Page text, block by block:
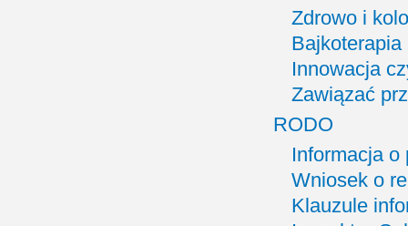
Zdrowo i
Bajkoterapia
Innowacja
Zawiązać
RODO
Informacja o
Wniosek o
Klauzule